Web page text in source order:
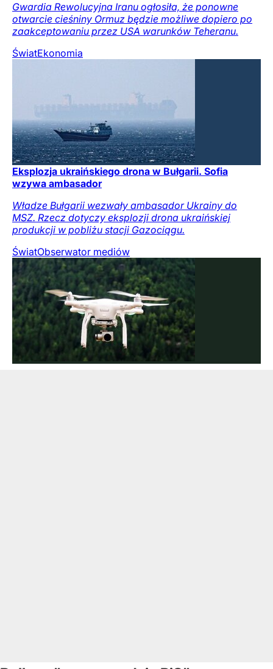
Gwardia Rewolucyjna Iranu ogłosiła, że ponowne
otwarcie cieśniny Ormuz będzie możliwe dopiero po
zaakceptowaniu przez USA warunków Teheranu.
ŚwiatEkonomia
Eksplozja ukraińskiego drona w Bułgarii. Sofia
wzywa ambasador
Władze Bułgarii wezwały ambasador Ukrainy do
MSZ. Rzecz dotyczy eksplozji drona ukraińskiej
produkcji w pobliżu stacji Gazociągu.
ŚwiatObserwator mediów